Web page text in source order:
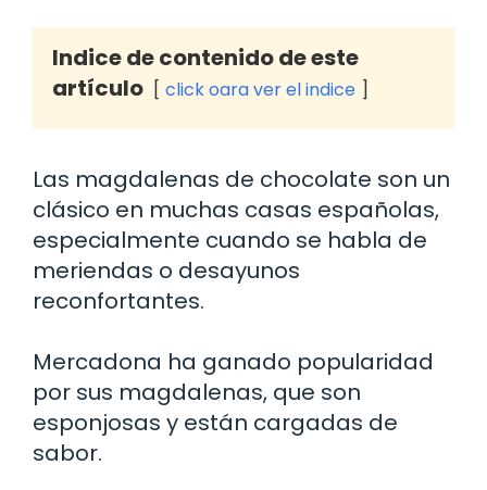
Indice de contenido de este
artículo
click oara ver el indice
Las magdalenas de chocolate son un
clásico en muchas casas españolas,
especialmente cuando se habla de
meriendas o desayunos
reconfortantes.
Mercadona ha ganado popularidad
por sus magdalenas, que son
esponjosas y están cargadas de
sabor.